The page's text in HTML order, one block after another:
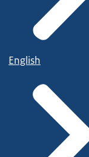
English